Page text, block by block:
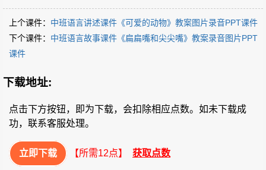
上个课件： 中班语言讲述课件《可爱的动物》教案图片录音PPT课件
下个课件： 中班语言故事课件《扁扁嘴和尖尖嘴》教案录音图片PPT
课件
下载地址:
点击下方按钮，即为下载，会扣除相应点数。如未下载成
功，联系客服处理。
立即下载 【所需12点】 获取点数